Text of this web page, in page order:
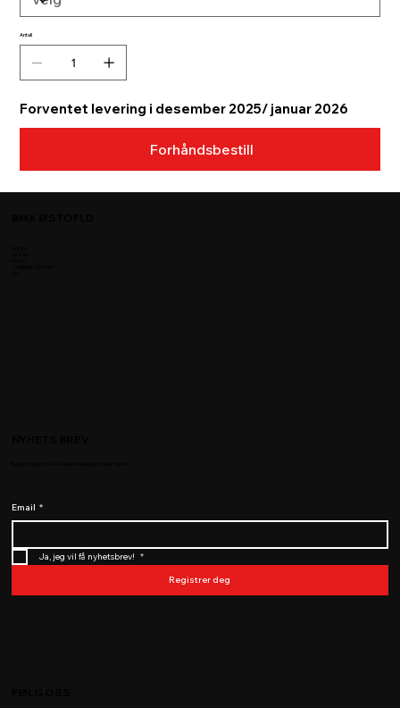
Antall
Forventet levering i desember 2025/ januar 2026
Forhåndsbestill
Email *
Ja, jeg vil få nyhetsbrev! *
Registrer deg